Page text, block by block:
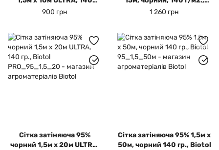
гр.,Biotol
900 грн
Biotol
1 260 грн
Сітка затіняюча 95%
чорний 1,5м х 20м ULTRA,
Сітка затіняюча 95% 1,5м х
50м, чорний 140 гр., Biotol